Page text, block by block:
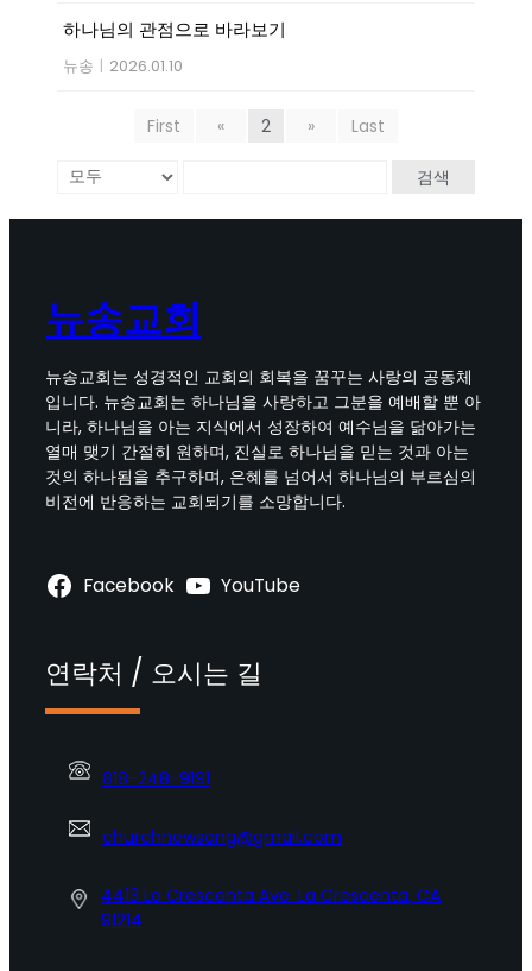
하나님의 관점으로 바라보기
뉴송 | 2026.01.10
First « 2 » Last
검색
뉴송교회
뉴송교회는 성경적인 교회의 회복을 꿈꾸는 사랑의 공동체
입니다. 뉴송교회는 하나님을 사랑하고 그분을 예배할 뿐 아
니라, 하나님을 아는 지식에서 성장하여 예수님을 닮아가는
열매 맺기 간절히 원하며, 진실로 하나님을 믿는 것과 아는
것의 하나됨을 추구하며, 은혜를 넘어서 하나님의 부르심의
비전에 반응하는 교회되기를 소망합니다.
Facebook YouTube
연락처 / 오시는 길
818-248-9191
churchnewsong@gmail.com
4413 La Crescenta Ave. La Crescenta, CA
91214